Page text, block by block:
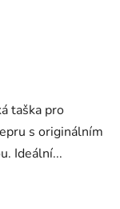
taška pro
s originálním
Ideální...